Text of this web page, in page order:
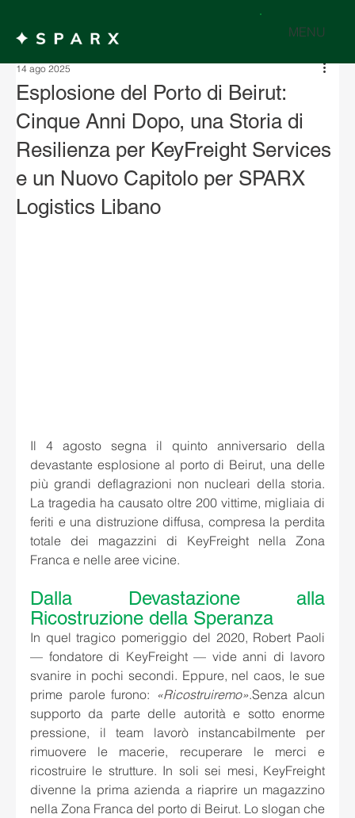
MENU
Esplosione del Porto di Beirut:
Cinque Anni Dopo, una Storia di
Resilienza per KeyFreight Services
e un Nuovo Capitolo per SPARX
Logistics Libano
14 ago 2025
Il 4 agosto segna il quinto anniversario della
devastante esplosione al porto di Beirut, una delle
più grandi deflagrazioni non nucleari della storia.
La tragedia ha causato oltre 200 vittime, migliaia di
feriti e una distruzione diffusa, compresa la perdita
totale dei magazzini di KeyFreight nella Zona
Franca e nelle aree vicine.
Dalla Devastazione alla
Ricostruzione della Speranza
In quel tragico pomeriggio del 2020, Robert Paoli
— fondatore di KeyFreight — vide anni di lavoro
svanire in pochi secondi. Eppure, nel caos, le sue
prime parole furono: «Ricostruiremo».Senza alcun
supporto da parte delle autorità e sotto enorme
pressione, il team lavorò instancabilmente per
rimuovere le macerie, recuperare le merci e
ricostruire le strutture. In soli sei mesi, KeyFreight
divenne la prima azienda a riaprire un magazzino
nella Zona Franca del porto di Beirut. Lo slogan che